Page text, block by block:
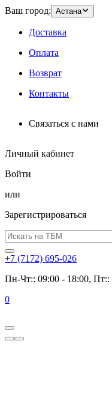
Ваш город: Астана
Доставка
Оплата
Возврат
Контакты
Связаться с нами
Личный кабинет
Войти
или
Зарегистрироваться
+7 (7172) 695-026
Пн-Чт:: 09:00 - 18:00, Пт::
0